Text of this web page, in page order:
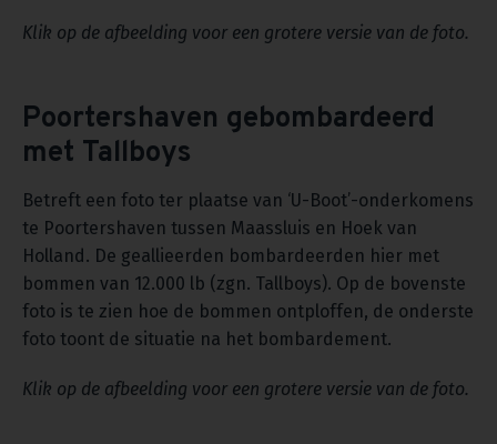
Klik op de afbeelding voor een grotere versie van de foto.
Poortershaven gebombardeerd
met Tallboys
Betreft een foto ter plaatse van ‘U-Boot’-onderkomens
te Poortershaven tussen Maassluis en Hoek van
Holland. De geallieerden bombardeerden hier met
bommen van 12.000 lb (zgn. Tallboys). Op de bovenste
foto is te zien hoe de bommen ontploffen, de onderste
foto toont de situatie na het bombardement.
Klik op de afbeelding voor een grotere versie van de foto.